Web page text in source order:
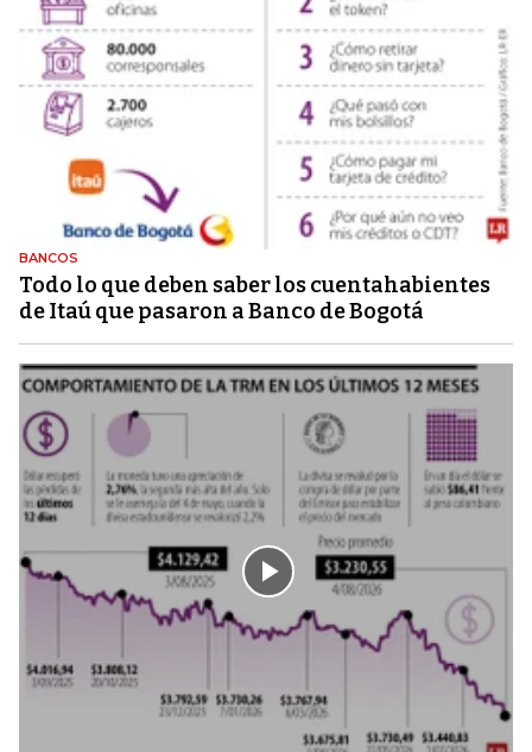
BANCOS
Todo lo que deben saber los cuentahabientes
de Itaú que pasaron a Banco de Bogotá